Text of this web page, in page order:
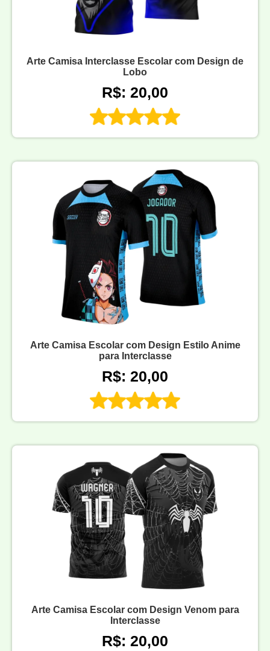
Arte Camisa Interclasse Escolar com Design de
Lobo
R$: 20,00
Arte Camisa Escolar com Design Estilo Anime
para Interclasse
R$: 20,00
Arte Camisa Escolar com Design Venom para
Interclasse
R$: 20,00